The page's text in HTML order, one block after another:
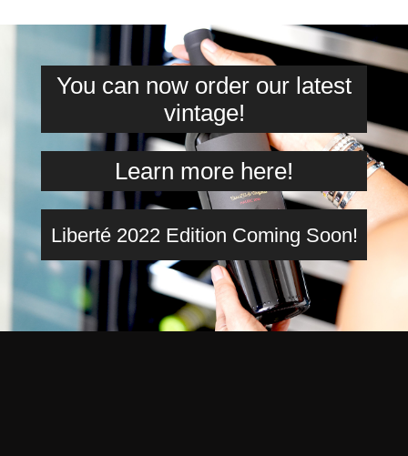
You can now order our latest
vintage!
Learn more here!
Liberté 2022 Edition Coming Soon!